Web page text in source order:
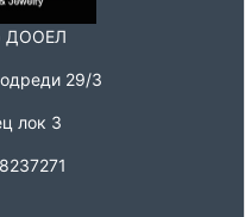
ДООЕЛ
29/3
лок 3